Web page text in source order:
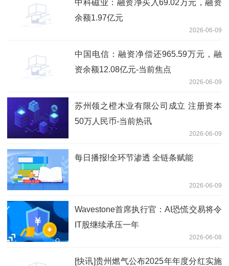
中科磁业：融资净买入69.02万元，融资
余额1.97亿元
2026-06-09
中国电信：融资净偿还965.59万元，融
资余额12.08亿元-当前焦点
2026-06-09
苏州领之橙木业有限公司成立 注册资本
50万人民币-当前热讯
2026-06-09
每日播报!全环节渗透 全链条赋能
2026-06-09
Wavestone首席执行官：AI恐慌交易将令
IT股继续承压一年
2026-06-08
[快讯]贵州燃气公布2025年年度分红实施